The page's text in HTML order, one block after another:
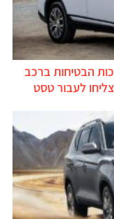
הבטיחות ברכב
לעבור טסט